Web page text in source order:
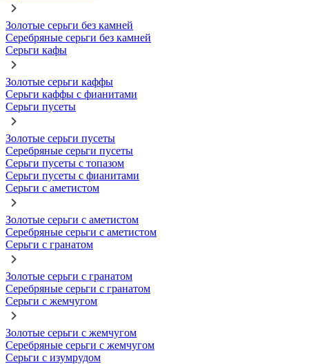
Золотые серьги без камней
Серебряные серьги без камней
Серьги кафы
Золотые серьги каффы
Серьги каффы с фианитами
Серьги пусеты
Золотые серьги пусеты
Серебряные серьги пусеты
Серьги пусеты с топазом
Серьги пусеты с фианитами
Серьги с аметистом
Золотые серьги с аметистом
Серебряные серьги с аметистом
Серьги с гранатом
Золотые серьги с гранатом
Серебряные серьги с гранатом
Серьги с жемчугом
Золотые серьги с жемчугом
Серебряные серьги с жемчугом
Серьги с изумрудом